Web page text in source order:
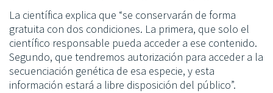
La científica explica que “se conservarán de forma
gratuita con dos condiciones. La primera, que solo el
científico responsable pueda acceder a ese contenido.
Segundo, que tendremos autorización para acceder a la
secuenciación genética de esa especie, y esta
información estará a libre disposición del público”.